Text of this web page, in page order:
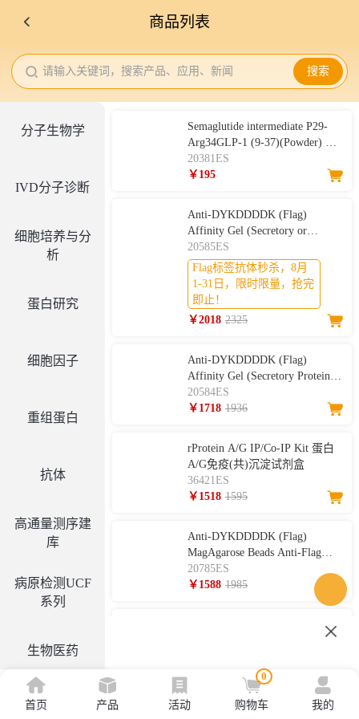
商品列表
请输入关键词，搜索产品、应用、新闻 搜索
分子生物学
IVD分子诊断
细胞培养与分
析
蛋白研究
细胞因子
重组蛋白
抗体
高通量测序建
库
病原检测UCF
系列
生物医药
工具酶
Semaglutide intermediate P29-
Arg34GLP-1 (9-37)(Powder) 司
美格鲁肽中间体29肽-
Arg34GLP-1（9-37）（冻干
20381ES
￥195
Anti-DYKDDDDK (Flag)
Affinity Gel (Secretory or
Membrane Protein) Anti-Flag亲
和纯化凝胶(分泌蛋白或膜蛋
白）
20585ES
Flag标签抗体秒杀，8月
1-31日，限时限量，抢完
即止！
￥2018 2325
Anti-DYKDDDDK (Flag)
Affinity Gel (Secretory Protein)
Anti-Flag亲和纯化凝胶(分泌蛋
白）
20584ES
￥1718 1936
rProtein A/G IP/Co-IP Kit 蛋白
A/G免疫(共)沉淀试剂盒
36421ES
￥1518 1595
Anti-DYKDDDDK (Flag)
MagAgarose Beads Anti-Flag纯
化磁珠
20785ES
￥1588 1985
Flag标签抗体秒杀，8月
1-31日，限时限量，抢完
首页 产品 活动
0
购物车 我的